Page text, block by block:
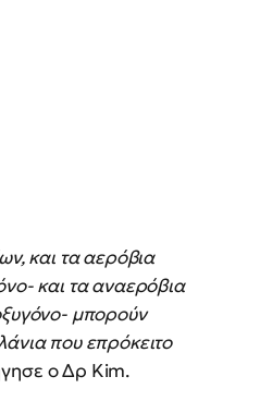
και τα αερόβια
και τα αναερόβια
μπορούν
που επρόκειτο
ο Δρ Kim.